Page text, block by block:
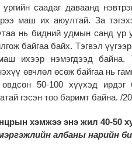
саадаг даваанд
маш их аюултай. За
нь бидний удмын санд
байгаа байх. Тэгвэл
ихээр нэмэгдээд
өвчлөл өсөж байгаа нь
50-100 хүүхэд
гэсэн тоо баримт байна. /
хэмжээ энэ жил 40-50
албаны нарийн